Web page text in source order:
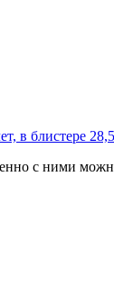
с ними